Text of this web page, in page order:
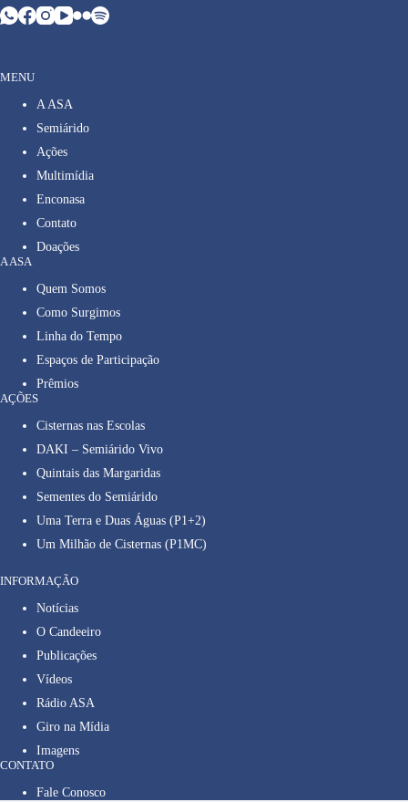
MENU
A ASA
Semiárido
Ações
Multimídia
Enconasa
Contato
Doações
A ASA
Quem Somos
Como Surgimos
Linha do Tempo
Espaços de Participação
Prêmios
AÇÕES
Cisternas nas Escolas
DAKI – Semiárido Vivo
Quintais das Margaridas
Sementes do Semiárido
Uma Terra e Duas Águas (P1+2)
Um Milhão de Cisternas (P1MC)
INFORMAÇÃO
Notícias
O Candeeiro
Publicações
Vídeos
Rádio ASA
Giro na Mídia
Imagens
CONTATO
Fale Conosco